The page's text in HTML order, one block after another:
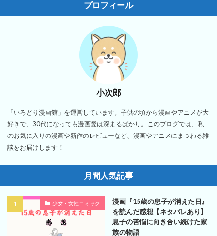
プロフィール
小次郎
「いろどり漫画館」を運営しています。子供の頃から漫画やアニメが大
好きで、30代になっても漫画愛は深まるばかり。このブログでは、私
のお気に入りの漫画や新作のレビューなど、漫画やアニメにまつわる雑
談をお届けします！
月間人気記事
少女・女性コミック
漫画『15歳の息子が消えた日』
を読んだ感想【ネタバレあり】
息子の苦悩に向き合い続けた家
族の物語